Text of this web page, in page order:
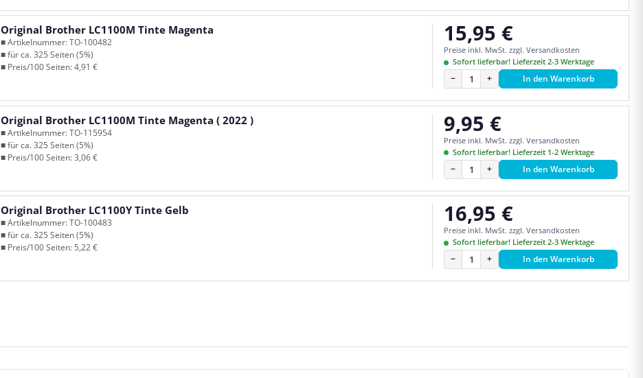
Original Brother LC1100M Tinte Magenta
■ Artikelnummer: TO-100482
■ für ca. 325 Seiten (5%)
■ Preis/100 Seiten: 4,91 €
Regulärer Preis:
15,95 €
Preise inkl. MwSt. zzgl. Versandkosten
Sofort lieferbar! Lieferzeit 2-3 Werktage
− + In den Warenkorb
Original Brother LC1100M Tinte Magenta ( 2022 )
■ Artikelnummer: TO-115954
■ für ca. 325 Seiten (5%)
■ Preis/100 Seiten: 3,06 €
Regulärer Preis:
9,95 €
Preise inkl. MwSt. zzgl. Versandkosten
Sofort lieferbar! Lieferzeit 1-2 Werktage
− + In den Warenkorb
Original Brother LC1100Y Tinte Gelb
■ Artikelnummer: TO-100483
■ für ca. 325 Seiten (5%)
■ Preis/100 Seiten: 5,22 €
Regulärer Preis:
16,95 €
Preise inkl. MwSt. zzgl. Versandkosten
Sofort lieferbar! Lieferzeit 2-3 Werktage
− + In den Warenkorb